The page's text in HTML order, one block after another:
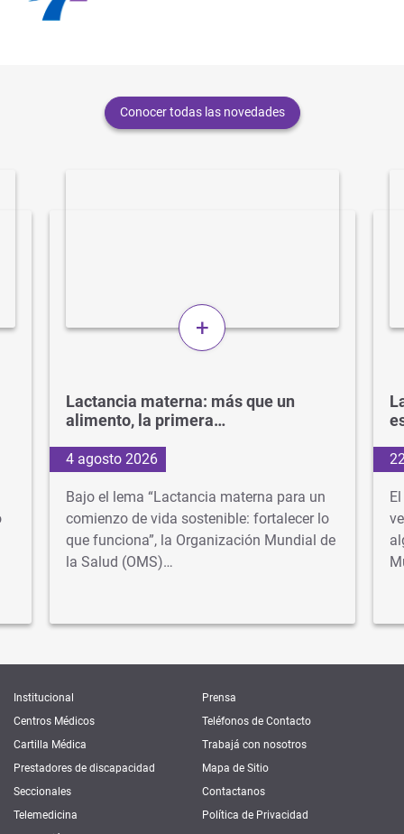
Conocer todas las novedades
+
Lactancia materna: más que un
alimento, la primera…
4 agosto 2026
Bajo el lema “Lactancia materna para un
comienzo de vida sostenible: fortalecer lo
que funciona”, la Organización Mundial de
la Salud (OMS)…
Institucional
Centros Médicos
Cartilla Médica
Prestadores de discapacidad
Seccionales
Telemedicina
Prensa
Teléfonos de Contacto
Trabajá con nosotros
Mapa de Sitio
Contactanos
Política de Privacidad